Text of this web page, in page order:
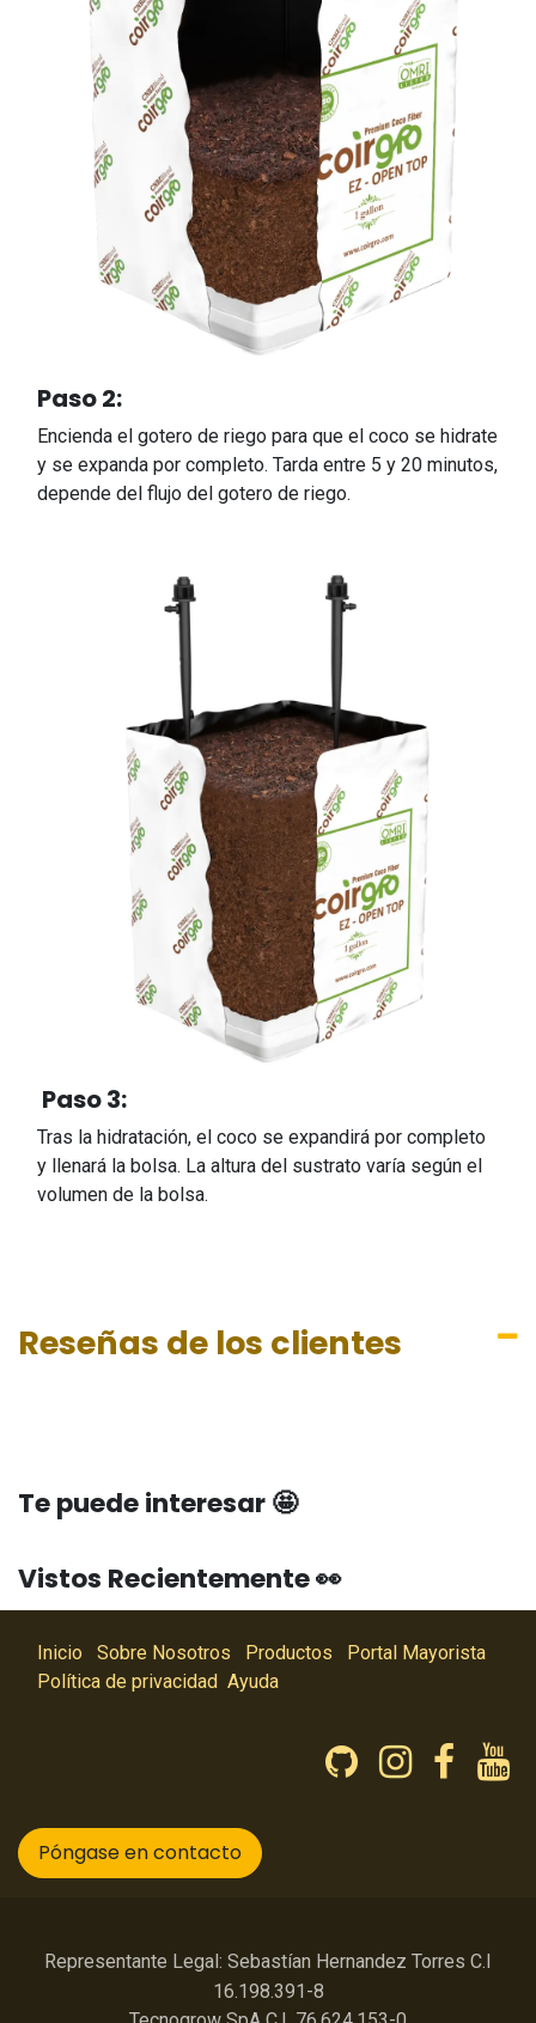
Paso 2:
Encienda el gotero de riego para que el coco se hidrate
y se expanda por completo. Tarda entre 5 y 20 minutos,
depende del flujo del gotero de riego.
Paso 3:
Tras la hidratación, el coco se expandirá por completo
y llenará la bolsa. La altura del sustrato varía según el
volumen de la bolsa.
Reseñas de los clientes
Te puede interesar 🤩
Vistos Recientemente 👀
Inicio Sobre Nosotros Productos
Portal Mayorista
Política de privacidad Ayuda
Póngase en contacto
Representante Legal: Sebastían Hernandez Torres C.I
16.198.391-8